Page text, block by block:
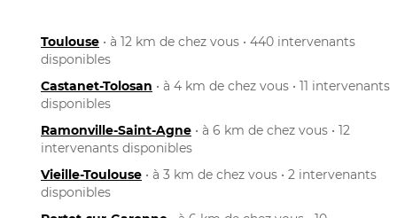
Toulouse • à 12 km de chez vous • 440 intervenants
disponibles
Castanet-Tolosan • à 4 km de chez vous • 11 intervenants
disponibles
Ramonville-Saint-Agne • à 6 km de chez vous • 12
intervenants disponibles
Vieille-Toulouse • à 3 km de chez vous • 2 intervenants
disponibles